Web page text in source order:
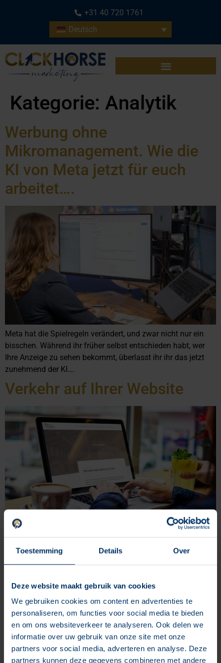
Toestemming Details Over
Deze website maakt gebruik van cookies
We gebruiken cookies om content en advertenties te
personaliseren, om functies voor social media te bieden
en om ons websiteverkeer te analyseren. Ook delen we
informatie over uw gebruik van onze site met onze
partners voor social media, adverteren en analyse. Deze
partners kunnen deze gegevens combineren met andere
+31 40 720 1761
Deutsch
Kategorie: Analytik
Werbung ohne
Mikromanagement. Wie die
KI von Meta jetzt für euch
arbeitet….
Meta hat die Spielregeln verändert, und zwar nicht nur ein
bisschen. Während ihr früher selbst entschieden habt, wer
Ihre Anzeige zu sehen bekommt, überlasst ihr ihr das jetzt
zunehmend der KI….
Verkehr auf Ihrer Website
Ihre Website kann noch so schön sein, das Wichtigste ist,
dass sie Besucher anzieht! Letztlich geht es darum, Kunden
natürlich müssen Sie etwas tun, um die Zahl der Besucher
auf Ihrer Website zu erhöhen. Es gibt eine ganze Reihe von
Quellen für den Verkehr auf Ihrer Website. Es gibt also auch
nicht nur einen richtigen oder effektiven Weg. Es geht (wie so
oft beim Online-Marketing) um die richtige Mischung aus
verschiedenen Dingen. Möchten Sie wissen, welche